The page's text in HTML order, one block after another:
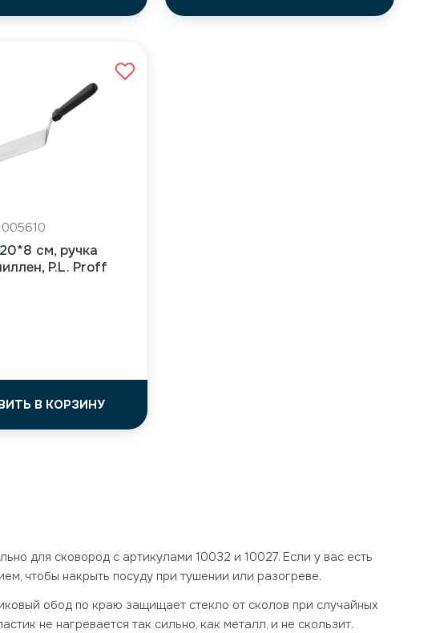
см, ручка
P.L. Proff
В КОРЗИНУ
для сковород с артикулами 10032 и 10027. Если у вас есть
чтобы накрыть посуду при тушении или разогреве.
обод по краю защищает стекло от сколов при случайных
не нагревается так сильно, как металл, и не скользит.